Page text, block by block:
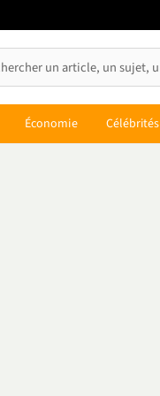
Économie Célébrités